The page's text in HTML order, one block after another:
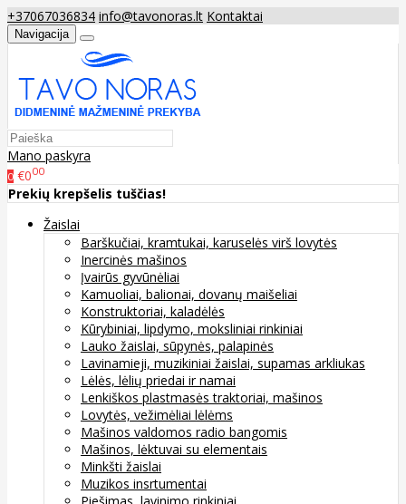
+37067036834 info@tavonoras.lt Kontaktai
Navigacija
Mano paskyra
0 €000
Prekių krepšelis tuščias!
Žaislai
Barškučiai, kramtukai, karuselės virš lovytės
Inercinės mašinos
Įvairūs gyvūnėliai
Kamuoliai, balionai, dovanų maišeliai
Konstruktoriai, kaladėlės
Kūrybiniai, lipdymo, moksliniai rinkiniai
Lauko žaislai, sūpynės, palapinės
Lavinamieji, muzikiniai žaislai, supamas arkliukas
Lėlės, lėlių priedai ir namai
Lenkiškos plastmasės traktoriai, mašinos
Lovytės, vežimėliai lėlėms
Mašinos valdomos radio bangomis
Mašinos, lėktuvai su elementais
Minkšti žaislai
Muzikos insrtumentai
Piešimas, lavinimo rinkiniai